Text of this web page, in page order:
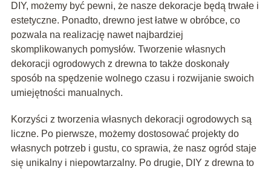
DIY, możemy być pewni, że nasze dekoracje będą trwałe i
estetyczne. Ponadto, drewno jest łatwe w obróbce, co
pozwala na realizację nawet najbardziej
skomplikowanych pomysłów. Tworzenie własnych
dekoracji ogrodowych z drewna to także doskonały
sposób na spędzenie wolnego czasu i rozwijanie swoich
umiejętności manualnych.
Korzyści z tworzenia własnych dekoracji ogrodowych są
liczne. Po pierwsze, możemy dostosować projekty do
własnych potrzeb i gustu, co sprawia, że nasz ogród staje
się unikalny i niepowtarzalny. Po drugie, DIY z drewna to